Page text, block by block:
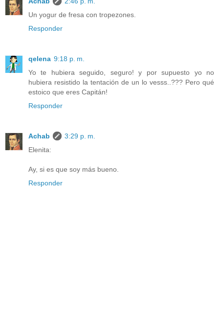
Un yogur de fresa con tropezones.
Responder
qelena 9:18 p. m.
Yo te hubiera seguido, seguro! y por supuesto yo no
hubiera resistido la tentación de un lo vesss..??? Pero qué
estoico que eres Capitán!
Responder
Achab
3:29 p. m.
Elenita:
Ay, si es que soy más bueno.
Responder